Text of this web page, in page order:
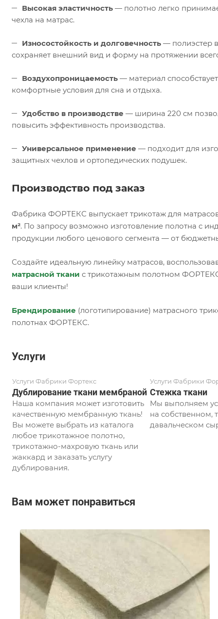
Высокая эластичность — полотно легко
чехла на матрас.
Износостойкость и долговечность — полиэстер
сохраняет внешний вид и форму на протяжении
Воздухопроницаемость — материал
комфортные условия для сна и отдыха.
Удобство в производстве — ширина 220 см
повысить эффективность производства.
Универсальное применение — подходит для
защитных чехлов и ортопедических подушек.
Производство под заказ
Фабрика ФОРТЕКС выпускает трикотаж для
м². По запросу возможно изготовление полотна с
продукции любого ценового сегмента — от
Создайте идеальную линейку матрасов,
матрасной ткани с трикотажным полотном
ваши клиенты!
Брендирование (логотипирование) матрасного
полотнах ФОРТЕКС.
Услуги
Услуги Фабрики Фортекс
Дублирование ткани мембраной
Наша компания может изготовить
качественную мембранную ткань!
Вы можете выбрать из каталога
любое трикотажное полотно,
трикотажно-махровую ткань или
жаккард и заказать услугу
дублирования.
Услуги Фабрики
Стежка ткани
Мы выполняем
на собственном,
давальческом
Вам может понравиться